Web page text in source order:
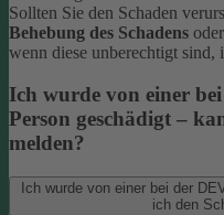
Sollten Sie den Schaden
Behebung des Schadens
wenn diese unberechtigt sind,
Ich wurde von einer
Person geschädigt –
melden?
Ich wurde von einer bei der
ich den